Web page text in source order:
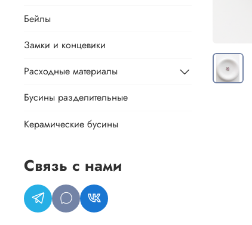
Бейлы
Замки и концевики
Расходные материалы
Бусины разделительные
Керамические бусины
Связь с нами